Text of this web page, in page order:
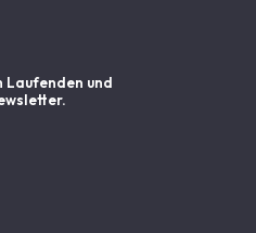
Laufenden und